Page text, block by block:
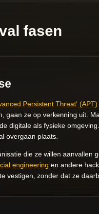
fasen
Persistent Threat' (APT)
gaan ze op verkenning uit.
digitale als fysieke
overgaan plaats.
die ze willen aanvallen
engineering en andere
vestigen, zonder dat ze